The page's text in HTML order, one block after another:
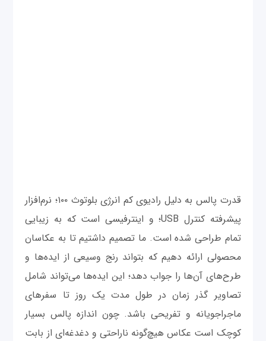
قدرت پالس به دلیل رادیوی کم انرژی بلوتوث ۱۰۰؛ نرم‌افزار
پیشرفته کنترل USB؛ و اینترفیسی است که به زیبایی
تمام طراحی شده است. ما تصمیم داشتیم تا به عکاسان
محصولی ارائه دهیم که بتواند رنج وسیعی از ایده‌ها و
طرح‌های آن‌ها را جواب دهد؛ این ایده‌ها می‌تواند شامل
تصاویر گذر زمان در طول مدت یک روز تا سفرهای
ماجراجویانه و تفریحی باشد. چون اندازه پالس بسیار
کوچک است عکاس هیچ‌گونه ناراحتی و دغدغه‌ای از بابت